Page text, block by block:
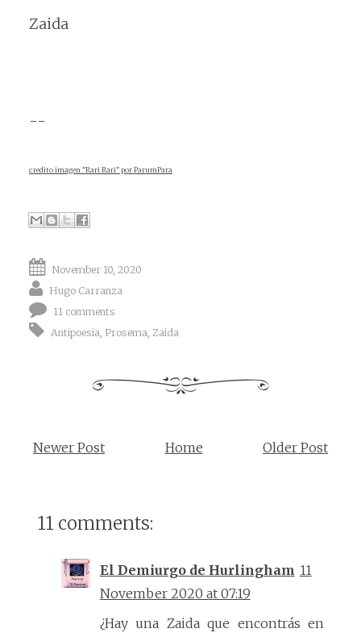
Zaida
--
credito imagen "Rari Rari" por ParumPara
November 10, 2020
Hugo Carranza
11 comments
Antipoesia Prosema Zaida
Newer Post Older Post
Home
11 comments:
El Demiurgo de Hurlingham 11
November 2020 at 07:19
¿Hay una Zaida que encontrás en